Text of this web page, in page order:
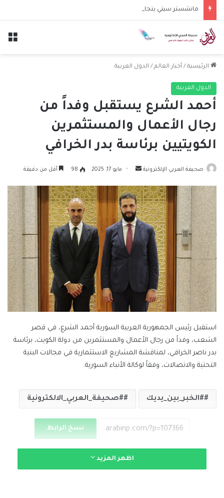
الرئيسية / أخبار العالم / الدول العربية
الدول العربية
أحمد الشرع يستقبل وفداً من
رجال الأعمال والمستثمرين
الكويتيين برئاسة بدر الخرافي
صحيفة العربي الإلكترونية
أرسل
إلكترونيا
مايو 17, 2025 98 أقل من دقيقة
استقبل رئيس الجمهورية العربية السورية أحمد الشرع، في قصر
الشعب، وفداً من رجال الأعمال والمستثمرين من دولة الكويت، برئاسة
بدر ناصر الخرافي، لمناقشة المشاريع الاستثمارية في مجالات البنية
التحتية والاتصالات، وفقاً لوكالة الأنباء السورية.
#الخبر_بين_يديك #صحيفة_العربي_الالكترونية
نسخ الرابط
اظهر المزيد